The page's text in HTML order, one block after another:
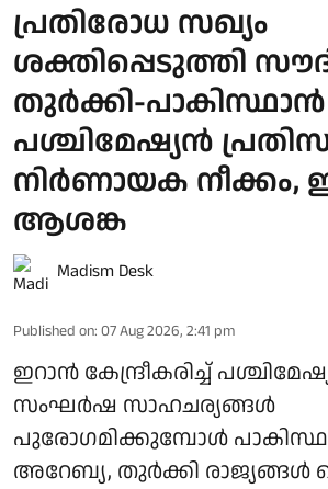
പ്രതിരോധ സഖ്യം
ശക്തിപ്പെടുത്തി
തുര്‍ക്കി-
പശ്ചിമേഷ്യന്‍
നിര്‍ണായക നീക്കം,
ആശങ്ക
Madism Desk
Published on: 07 Aug 2026, 2:41 pm
ഇറാന്‍ കേന്ദ്രീകരിച്ച്
സംഘര്‍ഷ സാഹചര്യങ്ങള്‍
പുരോഗമിക്കുമ്പോള്‍
അറേബ്യ, തുര്‍ക്കി